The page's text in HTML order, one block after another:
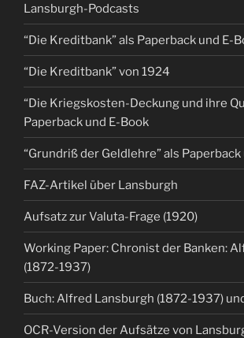
Lansburgh-Podcasts
“Die Kreditbank” als Paperback und E-
“Die Kreditbank” von 1924
“Die Kriegskosten-Deckung und ihre
Paperback und E-Book
“Grundriß der Geldlehre” als
FAZ-Artikel über Lansburgh
Aufsatz zur Valuta-Frage (1920)
Working Paper: Chronist der Banken:
(1872-1937)
Buch: Alfred Lansburgh (1872-1937)
OCR-Version der Aufsätze von